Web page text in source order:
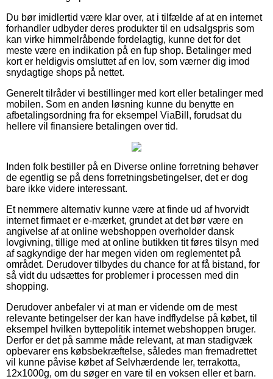
Du bør imidlertid være klar over, at i tilfælde af at en internet
forhandler udbyder deres produkter til en udsalgspris som
kan virke himmelråbende fordelagtig, kunne det for det
meste være en indikation på en fup shop. Betalinger med
kort er heldigvis omsluttet af en lov, som værner dig imod
snydagtige shops på nettet.
Generelt tilråder vi bestillinger med kort eller betalinger med
mobilen. Som en anden løsning kunne du benytte en
afbetalingsordning fra for eksempel ViaBill, forudsat du
hellere vil finansiere betalingen over tid.
Inden folk bestiller på en Diverse online forretning behøver
de egentlig se på dens forretningsbetingelser, det er dog
bare ikke videre interessant.
Et nemmere alternativ kunne være at finde ud af hvorvidt
internet firmaet er e-mærket, grundet at det bør være en
angivelse af at online webshoppen overholder dansk
lovgivning, tillige med at online butikken tit føres tilsyn med
af sagkyndige der har megen viden om reglementet på
området. Derudover tilbydes du chance for at få bistand, for
så vidt du udsættes for problemer i processen med din
shopping.
Derudover anbefaler vi at man er vidende om de mest
relevante betingelser der kan have indflydelse på købet, til
eksempel hvilken byttepolitik internet webshoppen bruger.
Derfor er det på samme måde relevant, at man stadigvæk
opbevarer ens købsbekræftelse, således man fremadrettet
vil kunne påvise købet af Selvhærdende ler, terrakotta,
12x1000g, om du søger en vare til en voksen eller et barn.